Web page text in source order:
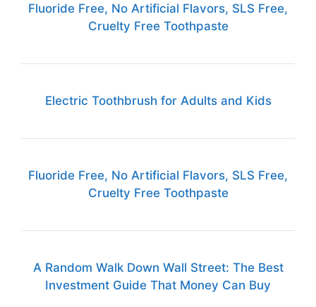
Fluoride Free, No Artificial Flavors, SLS Free,
Cruelty Free Toothpaste
Electric Toothbrush for Adults and Kids
Fluoride Free, No Artificial Flavors, SLS Free,
Cruelty Free Toothpaste
A Random Walk Down Wall Street: The Best
Investment Guide That Money Can Buy